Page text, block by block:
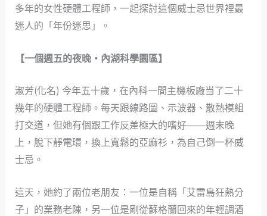
多年的女性硬體工程師，一起探討這個威士忌世界裡最
迷人的「年份迷思」。
【一個週五的夜晚・內湖科學園區】
淑芳(化名) 今年五十歲，在內科一間主機板廠当了二十
幾年的硬體工程師。每天跟線路圖、示波器、散熱模組
打交道，但她有個跟工作反差極大的嗜好——週末晚
上，脫下靜電環，換上寬鬆的亞麻衫，為自己倒一杯威
士忌。
這天，她約了兩位老朋友：一位是自稱「艾雷島狂熱分
子」的業務老陳，另一位是剛從蘇格蘭回來的年輕調酒